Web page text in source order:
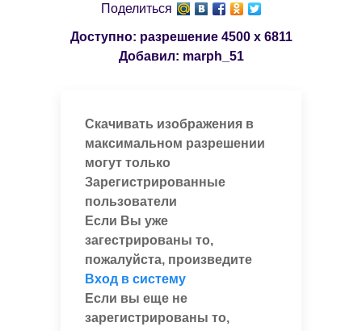
Поделиться
Доступно: разрешение 4500 x 6811
Добавил: marph_51
Скачивать изображения в
максимальном разрешении
могут только
Зарегистрированные
пользователи
Если Вы уже
загестрированы то,
пожалуйста, произведите
Вход в систему
Если вы еще не
зарегистрированы то,